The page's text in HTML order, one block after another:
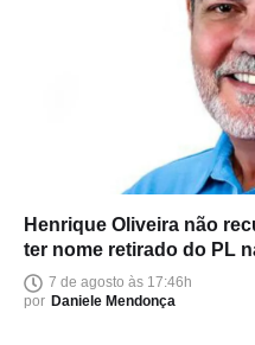
Henrique Oliveira não
ter nome retirado do PL
7 de agosto às 17:46h
por Daniele Mendonça